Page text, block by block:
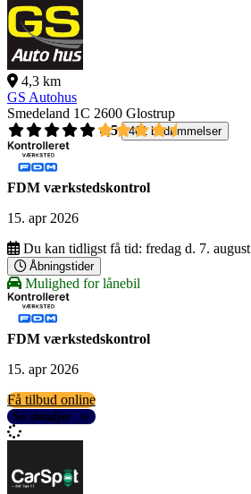
4,3 km
GS Autohus
Smedeland 1C 2600 Glostrup
4,5
461 bedømmelser
FDM værkstedskontrol
15. apr 2026
Du kan tidligst få tid: fredag d. 7. august
Åbningstider
Mulighed for lånebil
FDM værkstedskontrol
15. apr 2026
Få tilbud online
Se detaljer